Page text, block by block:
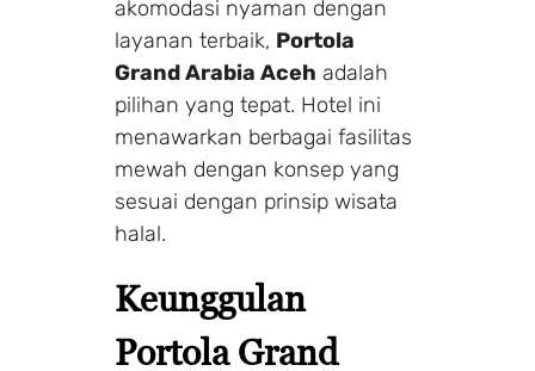
akomodasi nyaman dengan
layanan terbaik, Portola
Grand Arabia Aceh adalah
pilihan yang tepat. Hotel ini
menawarkan berbagai fasilitas
mewah dengan konsep yang
sesuai dengan prinsip wisata
halal.
Keunggulan
Portola Grand